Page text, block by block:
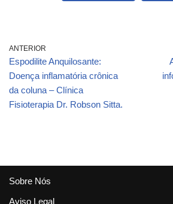
ANTERIOR
Espodilite Anquilosante:
Doença inflamatória crônica
da coluna – Clínica
Fisioterapia Dr. Robson Sitta.
Sobre Nós
Aviso Legal